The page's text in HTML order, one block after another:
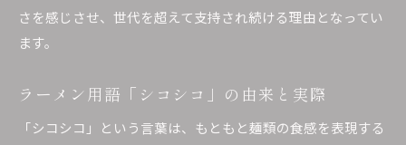
さを感じさせ、世代を超えて支持され続ける理由となってい
ます。
ラーメン用語「シコシコ」の由来と実際
「シコシコ」という言葉は、もともと麺類の食感を表現する